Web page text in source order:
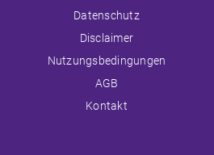
überspringen
Datenschutz
Disclaimer
Nutzungsbedingungen
AGB
Kontakt